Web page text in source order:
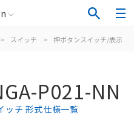
> スイッチ > 押ボタンスイッチ/表示灯
P021-NN
ッチ 形式仕様一覧